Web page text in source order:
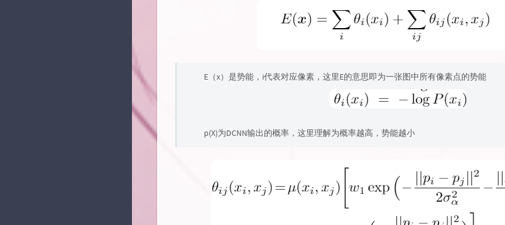
E（x）是势能，i代表对应像素，这里E的意思即为一张图中所有像素点的势能
p(X)为DCNN输出的概率，这里理解为概率越高，势能越小